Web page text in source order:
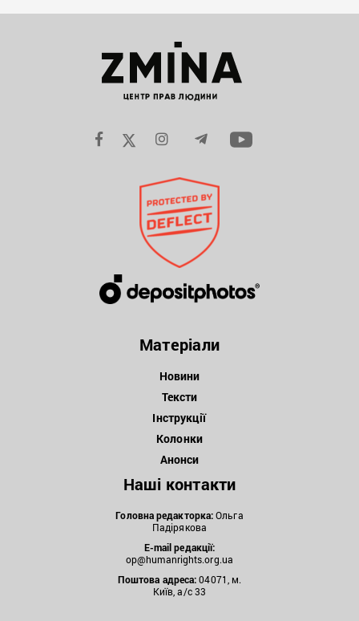
Матеріали
Новини
Тексти
Інструкції
Колонки
Анонси
Наші контакти
Головна редакторка:Ольга
Падірякова
E-mail редакції:
op@humanrights.org.ua
Поштова адреса:04071, м.
Київ, а/с 33